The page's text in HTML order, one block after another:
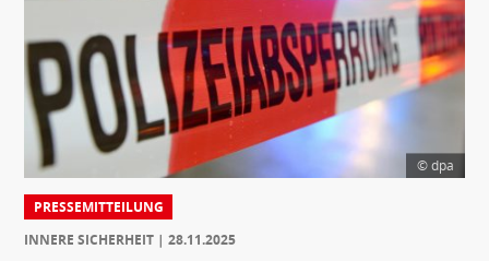
© dpa
PRESSEMITTEILUNG
INNERE SICHERHEIT
28.11.2025